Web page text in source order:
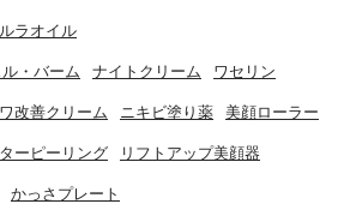
ラオイル
・バーム ナイトクリーム ワセリン
改善クリーム ニキビ塗り薬 美顔ローラー
ーピーリング リフトアップ美顔器
かっさプレート